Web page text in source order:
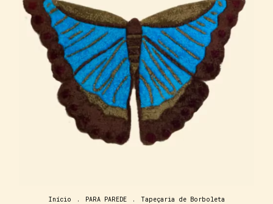
Início . PARA PAREDE . Tapeçaria de Borboleta